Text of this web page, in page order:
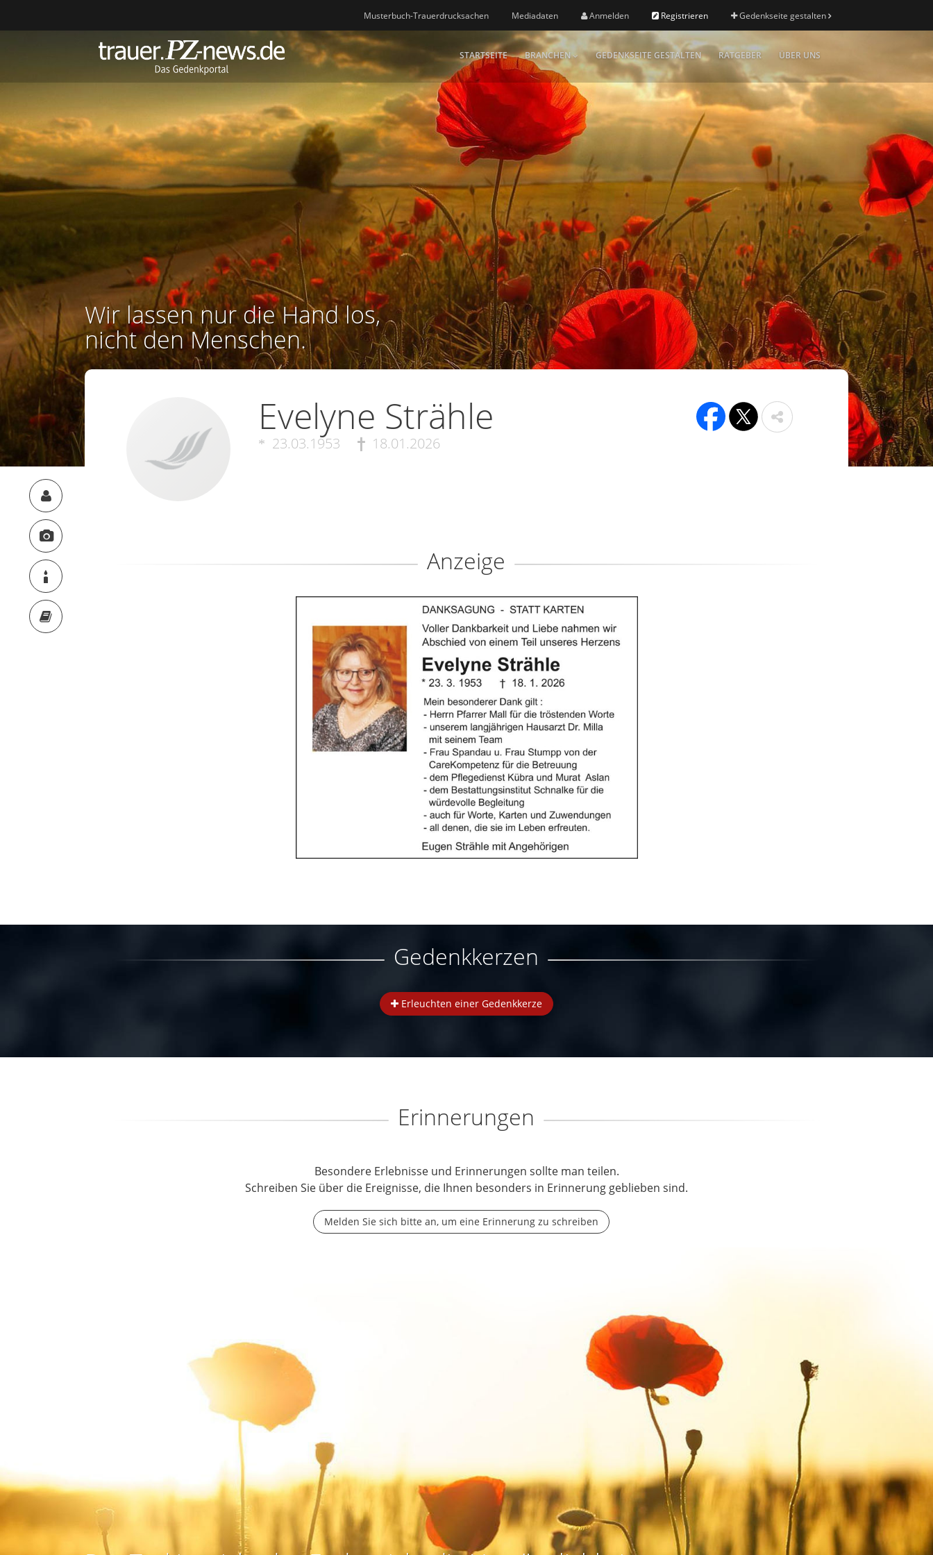
Musterbuch-Trauerdrucksachen Mediadaten Anmelden Registrieren Gedenkseite gestalten
STARTSEITE BRANCHEN GEDENKSEITE GESTALTEN RATGEBER ÜBER UNS
Wir lassen nur die Hand los,
nicht den Menschen.
Evelyne Strähle
23.03.1953 18.01.2026
Anzeige
Gedenkkerzen
Erleuchten einer Gedenkkerze
Erinnerungen
Besondere Erlebnisse und Erinnerungen sollte man teilen.
Schreiben Sie über die Ereignisse, die Ihnen besonders in Erinnerung geblieben sind.
Melden Sie sich bitte an, um eine Erinnerung zu schreiben